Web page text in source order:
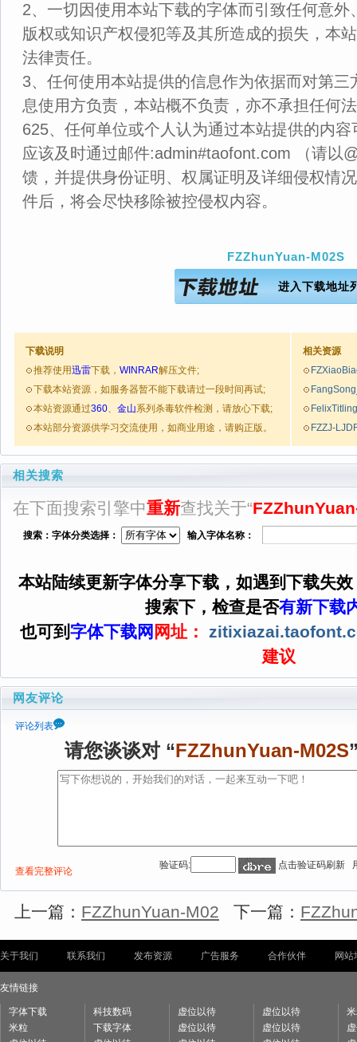
2、一切因使用本站下载的字体而引致任何意
版权或知识产权侵犯等及其所造成的损失，本
法律责任。
3、任何使用本站提供的信息作为依据而对第
息使用方负责，本站概不负责，亦不承担任何
625、任何单位或个人认为通过本站提供的内
应该及时通过邮件:admin#taofont.com （请以
馈，并提供身份证明、权属证明及详细侵权情
件后，将会尽快移除被控侵权内容。
FZZhunYuan-M02S
进入下载地址
下载说明
推荐使用迅雷下载， WINRAR解压文件;
下载本站资源，如服务器暂不能下载请过一段时间再试;
本站资源通过360、 金山系列杀毒软件检测，请放心下载;
本站部分资源供学习交流使用，如商业用途，请购正版。
相关资源
FZZJ-
相关搜索
在下面搜索引擎中重新查找关于“
搜索：字体分类选择： 输入字体名称：
本站陆续更新字体分享下载，如遇到下载失
搜索下，检查是否有新下载
也可到 字体下载网 网址：
建议
网友评论
评论列表
请您谈谈对 “FZZhunYuan-M02S
查看完整评论
验证码: 点击验证码刷新
上一篇： FZZhunYuan-M02 下一篇：
关于我们 联系我们 发布资源 广告服务 合作伙伴 网站
友情链接
字体下载
米粒
科技数码
下载字体
虚位以待
虚位以待
虚位以待
虚位以待